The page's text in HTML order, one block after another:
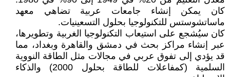
كان يمكن إنشاء جامعات عربية تضاهي معهد
ماساتشوستس للتكنولوجيا بحلول التسعينيات.
كان سيُشجع على استيعاب التكنولوجيا الغربية وتطويرها،
عبر إنشاء مراكز بحث في دمشق والقاهرة وبغداد، مما
قد يؤدي إلى تفوق عربي في مجالات مثل الطاقة النووية
السلمية (كمفاعلات للطاقة بحلول 2000) والذكاء